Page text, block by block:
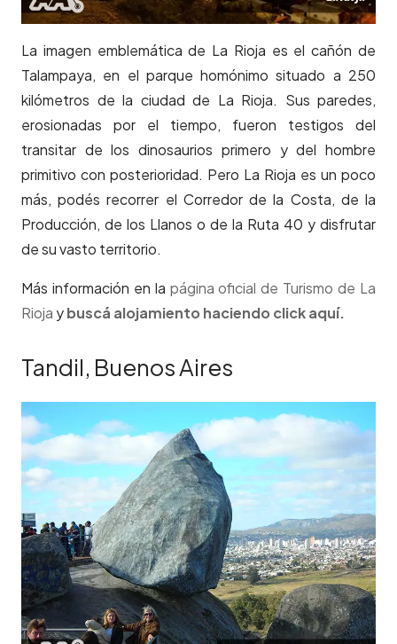
La imagen emblemática de La Rioja es el cañón de
Talampaya, en el parque homónimo situado a 250
kilómetros de la ciudad de La Rioja. Sus paredes,
erosionadas por el tiempo, fueron testigos del
transitar de los dinosaurios primero y del hombre
primitivo con posterioridad. Pero La Rioja es un poco
más, podés recorrer el Corredor de la Costa, de la
Producción, de los Llanos o de la Ruta 40 y disfrutar
de su vasto territorio.
Más información en la página oficial de Turismo de La
Rioja ybuscá alojamiento haciendo click aquí.
Tandil, Buenos Aires